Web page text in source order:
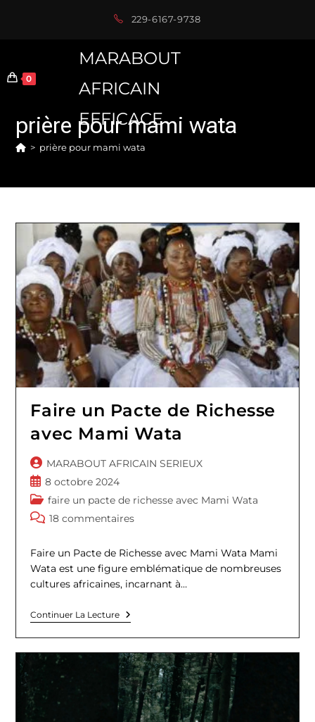
229-6167-9738
0
MARABOUT
AFRICAIN
EFFICACE
prière pour mami wata
> prière pour mami wata
Faire un Pacte de Richesse
avec Mami Wata
Auteur/autrice
de
la
publication :
MARABOUT AFRICAIN SERIEUX
Publication
publiée :
8 octobre 2024
Post
category:
faire un pacte de richesse avec Mami Wata
Commentaires
la
publication :
18 commentaires
Faire un Pacte de Richesse avec Mami Wata Mami
Wata est une figure emblématique de nombreuses
cultures africaines, incarnant à…
Continuer La LectureFaire
Un
Pacte
Richesse
Avec
Mami
Wata